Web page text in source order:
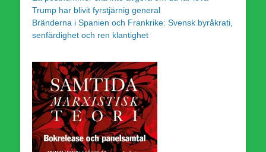
Trump har blivit fyrstjärnig general
Bränderna i Spanien och Frankrike: Svensk byråkrati,
senfärdighet och ren klantighet